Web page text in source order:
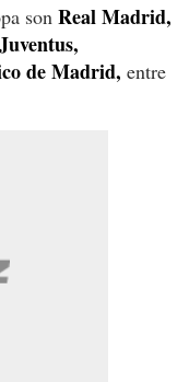
son Real Madrid,
de Madrid, entre